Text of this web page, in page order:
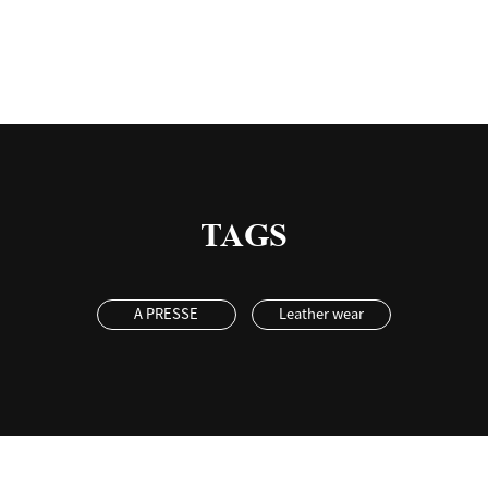
TAGS
A PRESSE Leather wear